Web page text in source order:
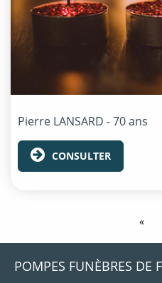
Pierre LANSARD - 70 ans
CONSULTER
POMPES FUNÈBRES DE